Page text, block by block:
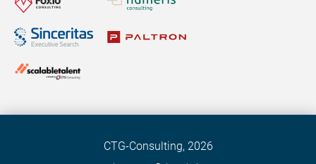
CTG-Consulting, 2026